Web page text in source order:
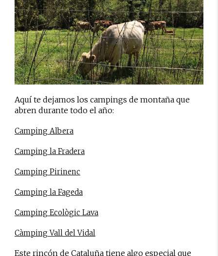
Aquí te dejamos los campings de montaña que
abren durante todo el año:
Camping Albera
Camping la Fradera
Camping Pirinenc
Camping la Fageda
Camping Ecològic Lava
Càmping Vall del Vidal
Este rincón de Cataluña tiene algo especial que